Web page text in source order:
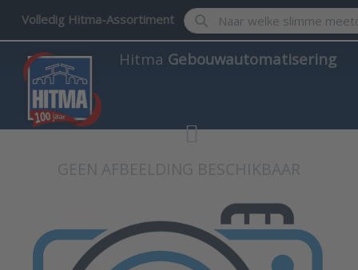
Volledig Hitma-Assortiment Enter a search term.
Hitma Gebouwautomatisering